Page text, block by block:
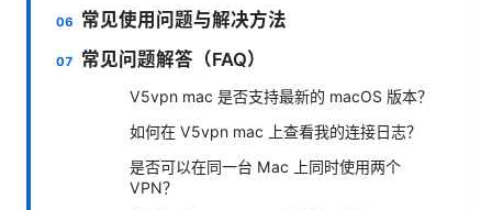
常见使用问题与解决方法
常见问题解答（FAQ）
V5vpn mac 是否支持最新的 macOS 版本？
如何在 V5vpn mac 上查看我的连接日志？
是否可以在同一台 Mac 上同时使用两个
VPN？